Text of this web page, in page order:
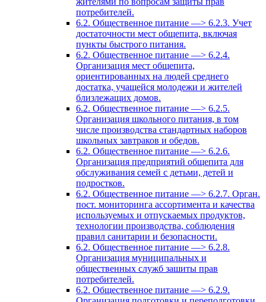
потребителей.
6.2. Общественное питание —> 6.2.3. Учет
достаточности мест общепита, включая
пункты быстрого питания.
6.2. Общественное питание —> 6.2.4.
Организация мест общепита,
ориентированных на людей среднего
достатка, учащейся молодежи и жителей
близлежащих домов.
6.2. Общественное питание —> 6.2.5.
Организация школьного питания, в том
числе производства стандартных наборов
школьных завтраков и обедов.
6.2. Общественное питание —> 6.2.6.
Организация предприятий общепита для
обслуживания семей с детьми, детей и
подростков.
6.2. Общественное питание —> 6.2.7. Орган.
пост. мониторинга ассортимента и качества
используемых и отпускаемых продуктов,
технологии производства, соблюдения
правил санитарии и безопасности.
6.2. Общественное питание —> 6.2.8.
Организация муниципальных и
общественных служб зашиты прав
потребителей.
6.2. Общественное питание —> 6.2.9.